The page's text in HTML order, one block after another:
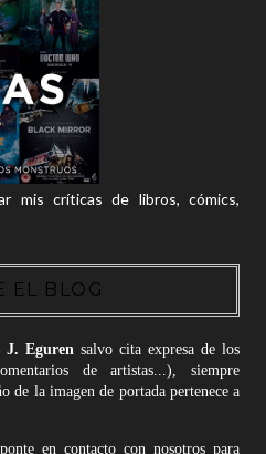
mis críticas de libros, cómics,
EL BLOG
J. Egurensalvo cita expresa de los
de artistas...), siempre
de la imagen de portada pertenece a
en contacto con nosotros para